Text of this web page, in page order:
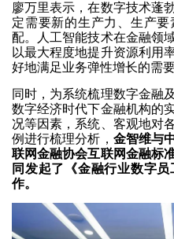
廖万里表示，在数字技术蓬
定需要新的生产力、生产
配。人工智能技术在金融领
以最大程度地提升资源利用
好地满足业务弹性增长的需
同时，为系统梳理数字金融
数字经济时代下金融机构的
况等因素，系统、客观地对
例进行梳理分析， 金智维与
联网金融协会互联网金融标
同发起了《金融行业数字
作。